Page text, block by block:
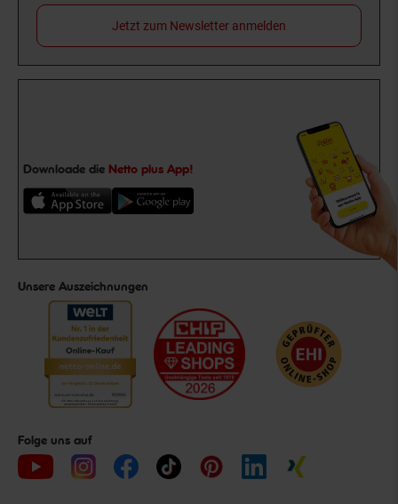
Jetzt zum Newsletter anmelden
Downloade die Netto plus App!
Unsere Auszeichnungen
Folge uns auf